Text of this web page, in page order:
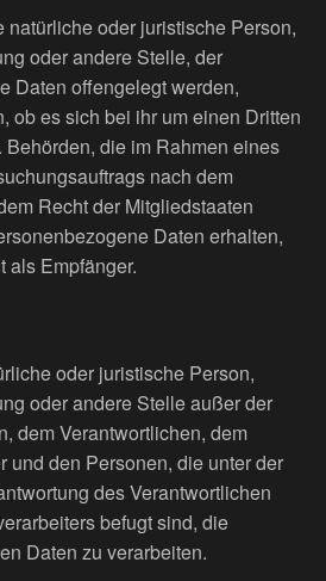
natürliche oder juristische Person,
oder andere Stelle, der
Daten offengelegt werden,
ob es sich bei ihr um einen Dritten
Behörden, die im Rahmen eines
nach dem
Recht der Mitgliedstaaten
Daten erhalten,
als Empfänger.
oder juristische Person,
oder andere Stelle außer der
dem Verantwortlichen, dem
und den Personen, die unter der
des Verantwortlichen
befugt sind, die
Daten zu verarbeiten.